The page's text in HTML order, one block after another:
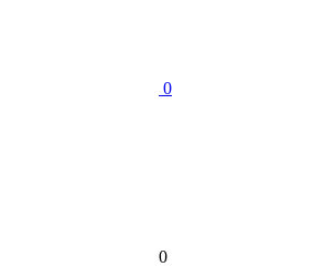
0
0